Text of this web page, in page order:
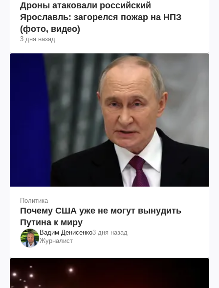
Дроны атаковали российский
Ярославль: загорелся пожар на НПЗ
(фото, видео)
3 дня назад
Политика
Почему США уже не могут вынудить
Путина к миру
Вадим Денисенко3 дня назад
Журналист